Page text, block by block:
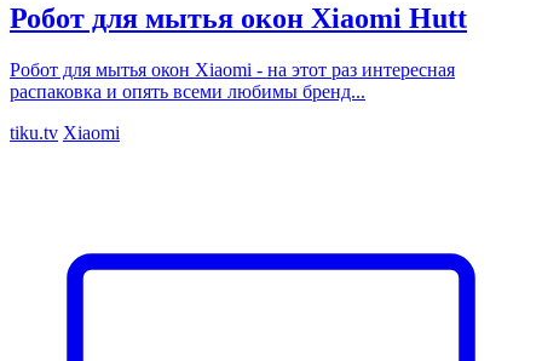
Робот для мытья окон Xiaomi Hutt
Робот для мытья окон Xiaomi - на этот раз интересная
распаковка и опять всеми любимы бренд...
tiku.tv Xiaomi